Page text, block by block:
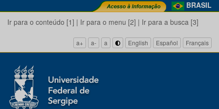
BRASIL
Ir para o conteúdo [1] | Ir para o menu [2] | Ir para a busca [3]
a+ a- a English Español Français